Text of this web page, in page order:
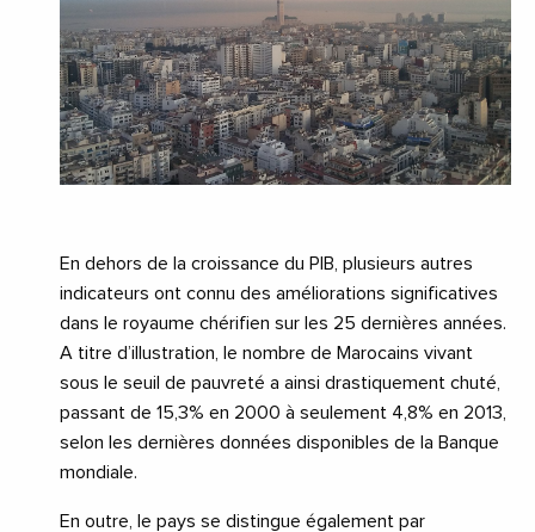
En dehors de la croissance du PIB, plusieurs autres
indicateurs ont connu des améliorations significatives
dans le royaume chérifien sur les 25 dernières années.
A titre d’illustration, le nombre de Marocains vivant
sous le seuil de pauvreté a ainsi drastiquement chuté,
passant de 15,3% en 2000 à seulement 4,8% en 2013,
selon les dernières données disponibles de la Banque
mondiale.
En outre, le pays se distingue également par